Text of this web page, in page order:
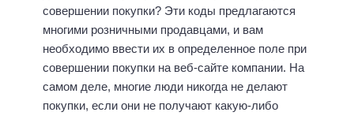
совершении покупки? Эти коды предлагаются
многими розничными продавцами, и вам
необходимо ввести их в определенное поле при
совершении покупки на веб-сайте компании. На
самом деле, многие люди никогда не делают
покупки, если они не получают какую-либо